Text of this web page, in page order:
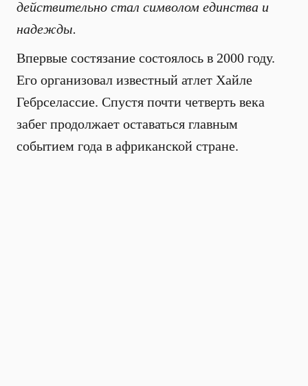
действительно стал символом единства и
надежды.
Впервые состязание состоялось в 2000 году.
Его организовал известный атлет Хайле
Гебрселассие. Спустя почти четверть века
забег продолжает оставаться главным
событием года в африканской стране.